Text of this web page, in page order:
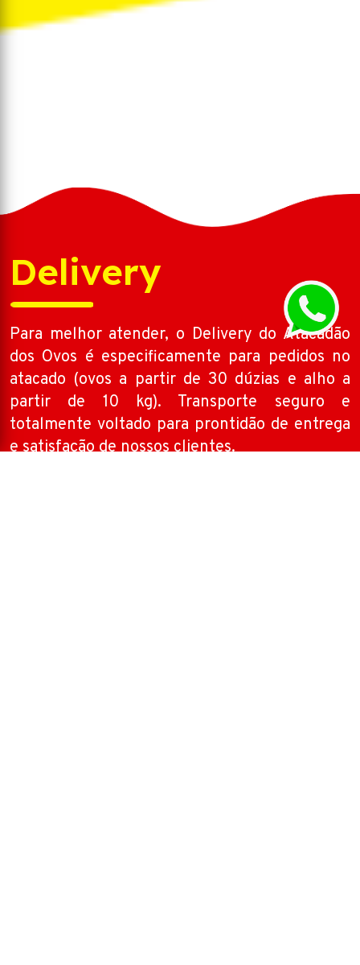
Delivery
Para melhor atender, o Delivery do Atacadão
dos Ovos é especificamente para pedidos no
atacado (ovos a partir de 30 dúzias e alho a
partir de 10 kg). Transporte seguro e
totalmente voltado para prontidão de entrega
e satisfação de nossos clientes.